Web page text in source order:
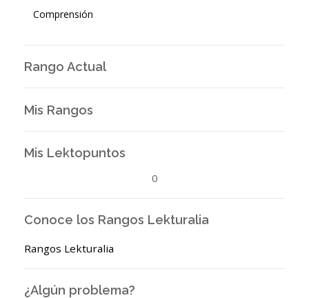
Comprensión
Rango Actual
Mis Rangos
Mis Lektopuntos
0
Conoce los Rangos Lekturalia
Rangos Lekturalia
¿Algún problema?